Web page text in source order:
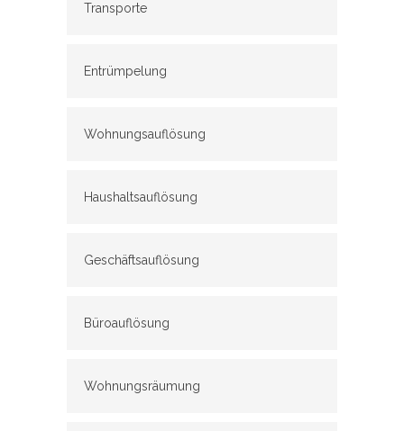
Transporte
Entrümpelung
Wohnungsauflösung
Haushaltsauflösung
Geschäftsauflösung
Büroauflösung
Wohnungsräumung